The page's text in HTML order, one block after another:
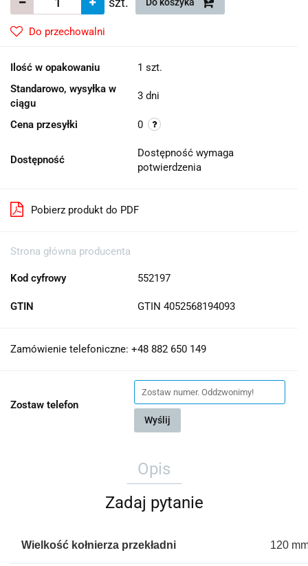
Do przechowalni
Ilość w opakowaniu
1 szt.
Standarowo, wysyłka w
ciągu
3 dni
Cena przesyłki 0
Dostępność
Dostępność wymaga
potwierdzenia
Pobierz produkt do PDF
Strona główna producenta
Kod cyfrowy 552197
GTIN GTIN 4052568194093
Zamówienie telefoniczne: +48 882 650 149
Zostaw telefon
Wyślij
Opis
Zadaj pytanie
Wielkość kołnierza przekładni 120